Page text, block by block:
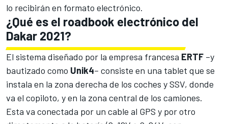
lo recibirán en formato electrónico.
¿Qué es el roadbook electrónico del
Dakar 2021?
El sistema diseñado por la empresa francesa ERTF –y
bautizado como Unik4– consiste en una tablet que se
instala en la zona derecha de los coches y SSV, donde
va el copiloto, y en la zona central de los camiones.
Esta va conectada por un cable al GPS y por otro